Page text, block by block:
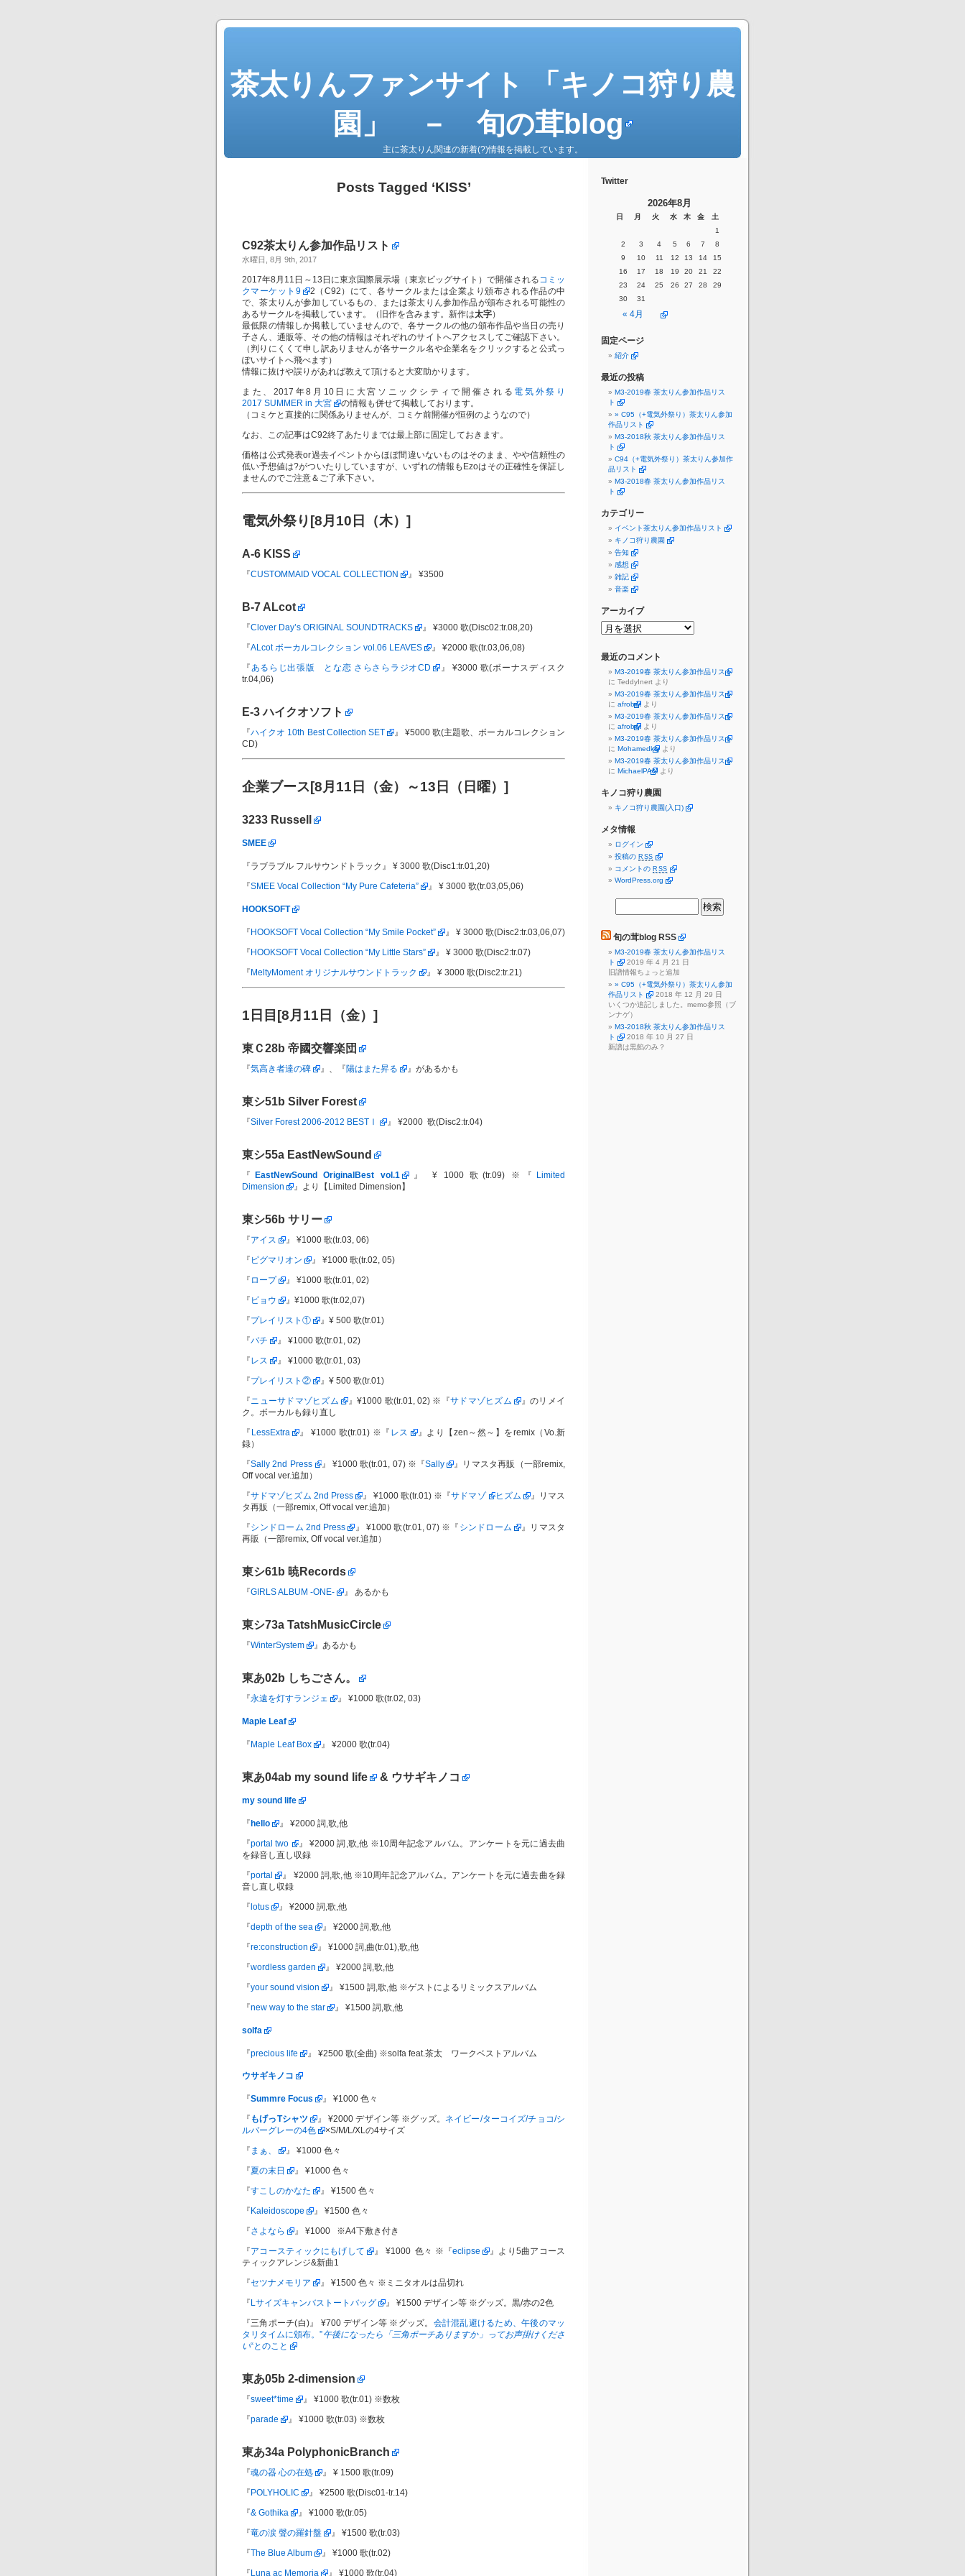
茶太りんファンサイト 「キノコ狩り農
園」 － 旬の茸blog
主に茶太りん関連の新着(?)情報を掲載しています。
Posts Tagged ‘KISS’
C92茶太りん参加作品リスト
水曜日, 8月 9th, 2017
2017年8月11日～13日に東京国際展示場（東京ビッグサイト）で開催されるコミッ
クマーケット9
2（C92）にて、各サークルまたは企業より頒布される作品の中
で、茶太りんが参加しているもの、または茶太りん参加作品が頒布される可能性の
あるサークルを掲載しています。（旧作を含みます。新作は太字）
最低限の情報しか掲載していませんので、各サークルの他の頒布作品や当日の売り
子さん、通販等、その他の情報はそれぞれのサイトへアクセスしてご確認下さい。
（判りにくくて申し訳ありませんが各サークル名や企業名をクリックすると公式っ
ぽいサイトへ飛べます）
情報に抜けや誤りがあれば教えて頂けると大変助かります。
また、2017年8月10日に大宮ソニックシティで開催される 電気外祭り
2017 SUMMER in 大宮
の情報も併せて掲載しております。
（コミケと直接的に関係ありませんが、コミケ前開催が恒例のようなので）
なお、この記事はC92終了あたりまでは最上部に固定しておきます。
価格は公式発表or過去イベントからほぼ間違いないものはそのまま、やや信頼性の
低い予想値は?がついたりしていますが、いずれの情報もEzoはその正確性を保証し
ませんのでご注意＆ご了承下さい。
電気外祭り[8月10日（木）]
A-6 KISS
『CUSTOMMAID VOCAL COLLECTION 』 ¥3500
B-7 ALcot
『Clover Day’s ORIGINAL SOUNDTRACKS
』 ¥3000 歌(Disc02:tr.08,20)
『ALcot ボーカルコレクション vol.06 LEAVES
』 ¥2000 歌(tr.03,06,08)
『あるらじ出張版 とな恋 さらさらラジオCD
』 ¥3000 歌(ボーナスディスク
tr.04,06)
E-3ハイクオソフト
『ハイクオ 10th Best Collection SET
』 ¥5000 歌(主題歌、ボーカルコレクション
CD)
企業ブース[8月11日（金）～13日（日曜）]
3233 Russell
SMEE
『ラブラブル フルサウンドトラック』 ¥ 3000 歌(Disc1:tr.01,20)
『SMEE Vocal Collection “My Pure Cafeteria” 』 ¥ 3000 歌(tr.03,05,06)
HOOKSOFT
『HOOKSOFT Vocal Collection “My Smile Pocket”
』 ¥ 3000 歌(Disc2:tr.03,06,07)
『HOOKSOFT Vocal Collection “My Little Stars”
』 ¥ 3000 歌(Disc2:tr.07)
『MeltyMoment オリジナルサウンドトラック 』 ¥ 3000 歌(Disc2:tr.21)
1日目[8月11日（金）]
東Ｃ28b 帝國交響楽団
『気高き者達の碑 』、『陽はまた昇る 』があるかも
東シ51b Silver Forest
『Silver Forest 2006-2012 BESTⅠ 』 ¥2000 歌(Disc2:tr.04)
東シ55a EastNewSound
『 EastNewSound OriginalBest vol.1 』 ¥ 1000 歌(tr.09) ※『 Limited
Dimension
』より【Limited Dimension】
東シ56b サリー
『アイス
』 ¥1000 歌(tr.03, 06)
『 ピグマリオン
』 ¥1000 歌(tr.02, 05)
『 ロープ
』 ¥1000 歌(tr.01, 02)
『 ビョウ
』¥1000 歌(tr.02,07)
『プレイリスト①
』¥ 500 歌(tr.01)
『バチ
』 ¥1000 歌(tr.01, 02)
『レス
』 ¥1000 歌(tr.01, 03)
『プレイリスト②
』¥ 500 歌(tr.01)
『ニューサドマゾヒズム 』¥1000 歌(tr.01, 02) ※『サドマゾヒズム
』のリメイ
ク。ボーカルも録り直し
『 LessExtra 』 ¥1000 歌(tr.01) ※『 レス
』より【zen～然～】をremix（Vo.新
録）
『Sally 2nd Press 』 ¥1000 歌(tr.01, 07) ※『Sally
』リマスタ再販（一部remix,
Off vocal ver.追加）
『サドマゾヒズム 2nd Press 』 ¥1000 歌(tr.01) ※『サドマゾ ヒズム
』リマス
タ再販（一部remix, Off vocal ver.追加）
『シンドローム 2nd Press 』 ¥1000 歌(tr.01, 07) ※『 シンドローム
』リマスタ
再販（一部remix, Off vocal ver.追加）
東シ61b 暁Records
『GIRLS ALBUM -ONE- 』 あるかも
東シ73a TatshMusicCircle
『WinterSystem 』あるかも
東あ02b しちごさん。
『永遠を灯すランジェ 』 ¥1000 歌(tr.02, 03)
Maple Leaf
『Maple Leaf Box 』 ¥2000 歌(tr.04)
東あ04ab my sound life & ウサギキノコ
my sound life
『hello
』 ¥2000 詞,歌,他
『portal two
』 ¥2000 詞,歌,他 ※10周年記念アルバム。アンケートを元に過去曲
を録音し直し収録
『portal
』 ¥2000 詞,歌,他 ※10周年記念アルバム。アンケートを元に過去曲を録
音し直し収録
『lotus
』 ¥2000 詞,歌,他
『depth of the sea
』 ¥2000 詞,歌,他
『re:construction
』 ¥1000 詞,曲(tr.01),歌,他
『wordless garden
』 ¥2000 詞,歌,他
『your sound vision
』 ¥1500 詞,歌,他 ※ゲストによるリミックスアルバム
『new way to the star 』 ¥1500 詞,歌,他
solfa
『precious life 』 ¥2500 歌(全曲) ※solfa feat.茶太 ワークベストアルバム
ウサギキノコ
『Summre Focus
』 ¥1000 色々
『 もげっTシャツ 』 ¥2000 デザイン等 ※グッズ。 ネイビー/ターコイズ/チョコ/シ
ルバーグレーの4色
×S/M/L/XLの4サイズ
『 まぁ、
』 ¥1000 色々
『夏の末日
』 ¥1000 色々
『すこしのかなた
』 ¥1500 色々
『 Kaleidoscope
』 ¥1500 色々
『さよなら
』 ¥1000 ※A4下敷き付き
『アコースティックにもげして 』 ¥1000 色々 ※『eclipse
』より5曲アコース
ティックアレンジ&新曲1
『セツナメモリア
』 ¥1500 色々 ※ミニタオルは品切れ
『 Lサイズキャンバストートバッグ
』 ¥1500 デザイン等 ※グッズ。黒/赤の2色
『三角ポーチ(白)』 ¥700 デザイン等 ※グッズ。 会計混乱避けるため、午後のマッ
タリタイムに頒布。”午後になったら「三角ポーチありますか」ってお声掛けくださ
い“とのこと
東あ05b 2-dimension
『sweet*time
』 ¥1000 歌(tr.01) ※数枚
『parade 』 ¥1000 歌(tr.03) ※数枚
東あ34a PolyphonicBranch
『魂の器 心の在処
』 ¥ 1500 歌(tr.09)
『 POLYHOLIC
』 ¥2500 歌(Disc01-tr.14)
『& Gothika
』 ¥1000 歌(tr.05)
『竜の涙 聲の羅針盤
』 ¥1500 歌(tr.03)
『The Blue Album
』 ¥1000 歌(tr.02)
『 Luna ac Memoria 』 ¥1000 歌(tr.04)
Twitter
2026年8月
日 月 火 水 木 金 土
« 4月
1
2
3 4 5 6 7
8
9
10 11 12 13 14
15
16
17 18 19 20 21
22
23
24 25 26 27 28
29
30
31
固定ページ
紹介
最近の投稿
M3-2019春 茶太りん参加作品リス
ト
» C95（+電気外祭り）茶太りん参加
作品リスト
M3-2018秋 茶太りん参加作品リス
ト
C94（+電気外祭り）茶太りん参加作
品リスト
M3-2018春 茶太りん参加作品リス
ト
カテゴリー
イベント茶太りん参加作品リスト
キノコ狩り農園
告知
感想
雑記
音楽
アーカイブ
最近のコメント
M3-2019春 茶太りん参加作品リスト
に TeddyInert より
M3-2019春 茶太りん参加作品リスト
に afrobet より
M3-2019春 茶太りん参加作品リスト
に afrobet より
M3-2019春 茶太りん参加作品リスト
に Mohamedkig より
M3-2019春 茶太りん参加作品リスト
に MichaelPAM より
キノコ狩り農園
キノコ狩り農園(入口)
メタ情報
ログイン
投稿の RSS
コメントの RSS
WordPress.org
旬の茸blog RSS
M3-2019春 茶太りん参加作品リス
ト
2019 年 4 月 21 日
旧譜情報ちょっと追加
» C95（+電気外祭り）茶太りん参加
作品リスト
2018 年 12 月 29 日
いくつか追記しました。memo参照（ブ
ンナゲ）
M3-2018秋 茶太りん参加作品リス
ト
2018 年 10 月 27 日
新譜は黒餡のみ？